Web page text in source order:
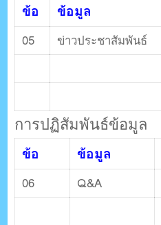
ข้อ ข้อมูล
05 ข่าวประชาสัมพันธ์
การปฏิสัมพันธ์ข้อมูล
ข้อ ข้อมูล
06 Q&A